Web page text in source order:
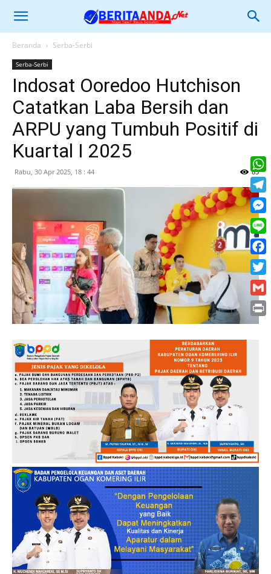
Beranda Serba-Serbi
Serba-Serbi
Indosat Ooredoo Hutchison
Catatkan Laba Bersih dan
ARPU yang Tumbuh Positif di
Kuartal I 2025
Rabu, 30 Apr 2025, 18 : 44 85
Line
Print